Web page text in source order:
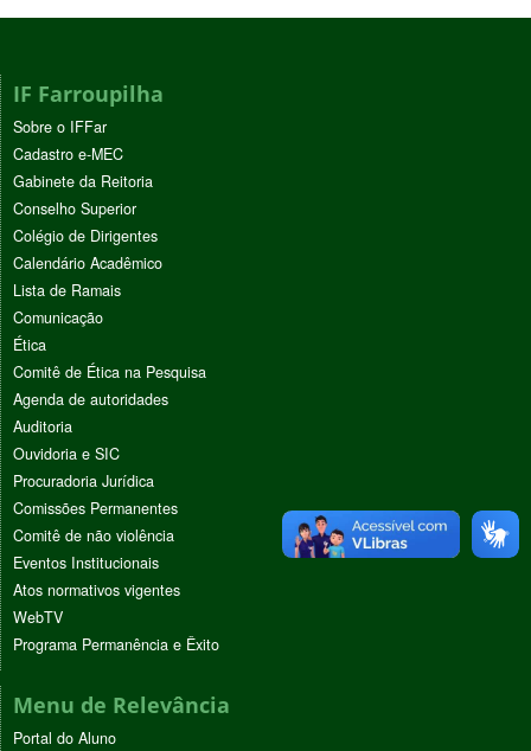
IF Farroupilha
Sobre o IFFar
Cadastro e-MEC
Gabinete da Reitoria
Conselho Superior
Colégio de Dirigentes
Calendário Acadêmico
Lista de Ramais
Comunicação
Ética
Comitê de Ética na Pesquisa
Agenda de autoridades
Auditoria
Ouvidoria e SIC
Procuradoria Jurídica
Comissões Permanentes
Comitê de não violência
Eventos Institucionais
Atos normativos vigentes
WebTV
Programa Permanência e Êxito
Menu de Relevância
Portal do Aluno